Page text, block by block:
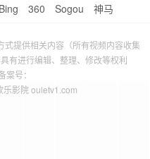
Bing 360 Sogou 神马
提供相关内容（所有视频内容收集
有进行编辑、整理、修改等权利
案号：
影院 ouletv1.com